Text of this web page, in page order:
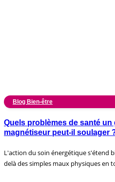
Blog Bien-être
Quels problèmes de santé un
magnétiseur peut-il soulager
L'action du soin énergétique s'étend
delà des simples maux physiques en